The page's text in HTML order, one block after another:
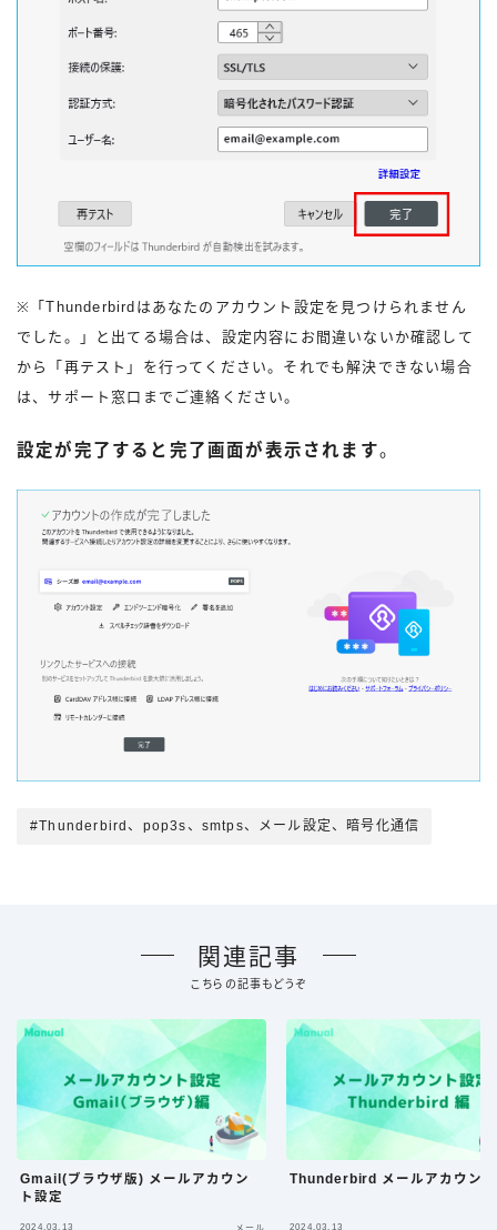
※「Thunderbirdはあなたのアカウント設定を見つけられません
でした。」と出てる場合は、設定内容にお間違いないか確認して
から「再テスト」を行ってください。それでも解決できない場合
は、サポート窓口までご連絡ください。
設定が完了すると完了画面が表示されます。
#Thunderbird、pop3s、smtps、メール設定、暗号化通信
関連記事
こちらの記事もどうぞ
Gmail(ブラウザ版) メールアカウン
ト設定
2024.03.13
Thunderbird メールアカウン
2024.03.13